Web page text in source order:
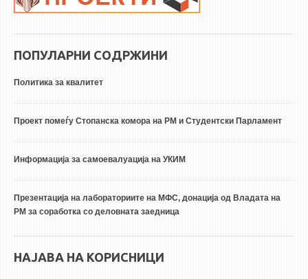
ПОПУЛАРНИ СОДРЖИНИ
Политика за квалитет
Проект помеѓу Стопанска комора на РМ и Студентски Парламент
Информација за самоевалуација на УКИМ
Презентација на лабораториите на МФС, донација од Владата на
РМ за соработка со деловната заедница
НАЈАВА НА КОРИСНИЦИ